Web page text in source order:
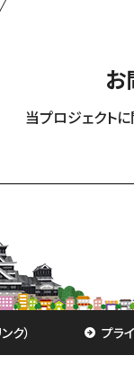
お
当プロジェクト
ク） プラ